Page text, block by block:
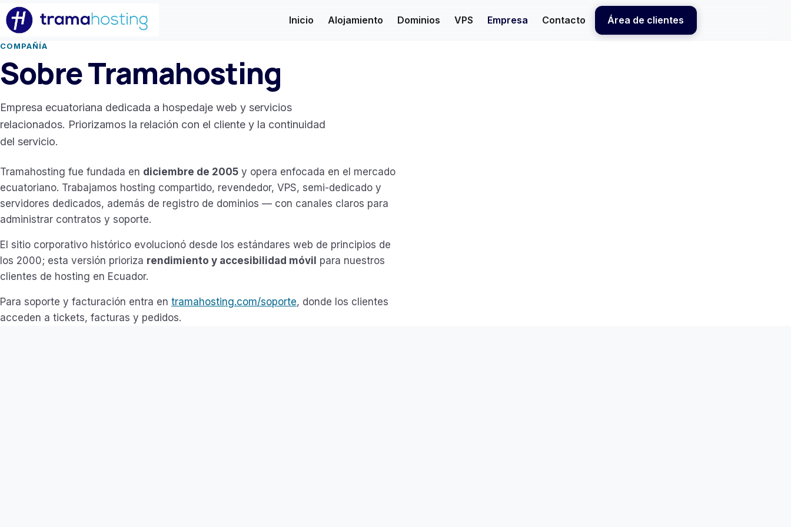
Inicio Alojamiento Dominios VPS Empresa Contacto Área de clientes
COMPAÑÍA
Sobre Tramahosting
Empresa ecuatoriana dedicada a hospedaje web y servicios
relacionados. Priorizamos la relación con el cliente y la continuidad
del servicio.
Tramahosting fue fundada en diciembre de 2005 y opera enfocada en el mercado
ecuatoriano. Trabajamos hosting compartido, revendedor, VPS, semi-dedicado y
servidores dedicados, además de registro de dominios — con canales claros para
administrar contratos y soporte.
El sitio corporativo histórico evolucionó desde los estándares web de principios de
los 2000; esta versión prioriza rendimiento y accesibilidad móvil para nuestros
clientes de hosting en Ecuador.
Para soporte y facturación entra en tramahosting.com/soporte, donde los clientes
acceden a tickets, facturas y pedidos.